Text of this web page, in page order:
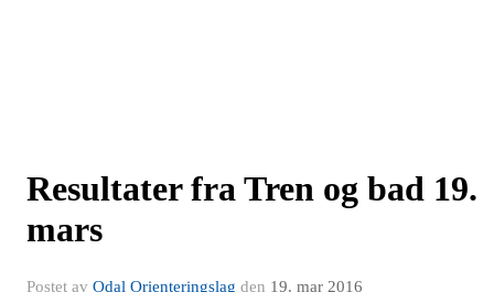
Resultater fra Tren og bad 19.
mars
Postet av Odal Orienteringslag den 19. mar 2016